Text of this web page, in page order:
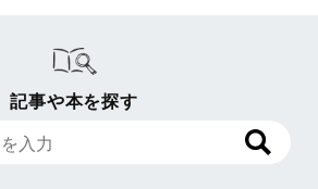
記事や本を探す